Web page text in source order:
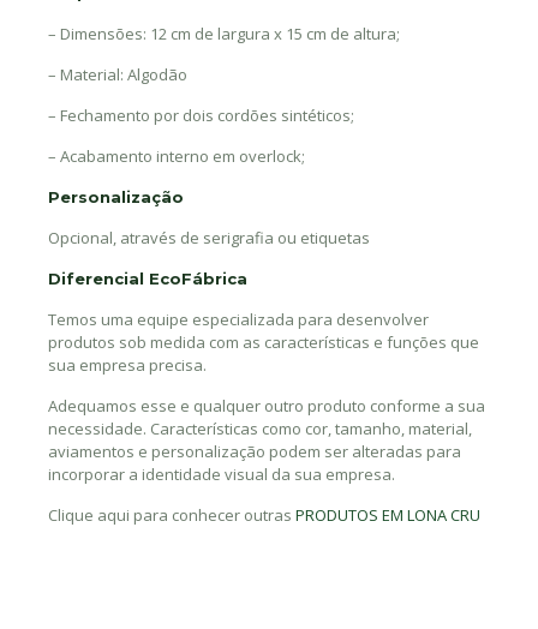
– Dimensões: 12 cm de largura x 15 cm de altura;
– Material: Algodão
– Fechamento por dois cordões sintéticos;
– Acabamento interno em overlock;
Personalização
Opcional, através de serigrafia ou etiquetas
Diferencial EcoFábrica
Temos uma equipe especializada para desenvolver
produtos sob medida com as características e funções que
sua empresa precisa.
Adequamos esse e qualquer outro produto conforme a sua
necessidade. Características como cor, tamanho, material,
aviamentos e personalização podem ser alteradas para
incorporar a identidade visual da sua empresa.
Clique aqui para conhecer outras PRODUTOS EM LONA CRU